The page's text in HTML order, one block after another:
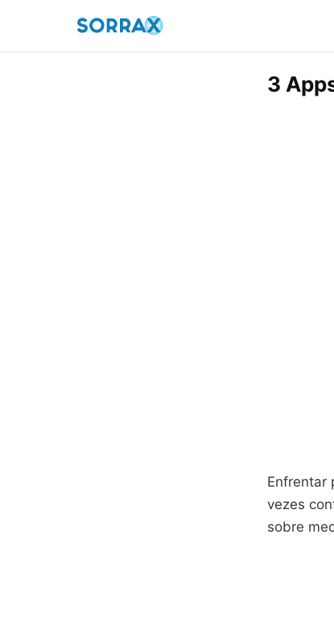
3
Enfrentar
vezes
sobre